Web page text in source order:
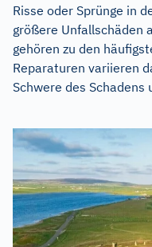
Risse oder Sprünge in
größere Unfallschäden
gehören zu den
Reparaturen variieren
Schwere des Schadens